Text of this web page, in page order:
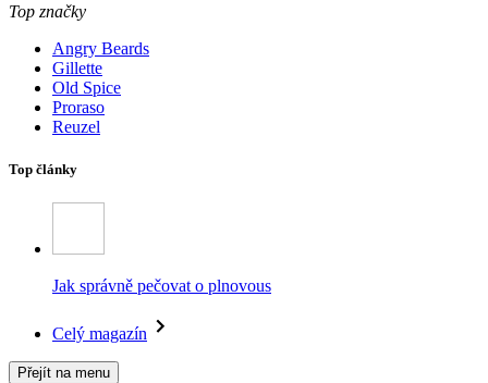
Top značky
Angry Beards
Gillette
Old Spice
Proraso
Reuzel
Top články
Jak správně pečovat o plnovous
Celý magazín
Přejít na menu